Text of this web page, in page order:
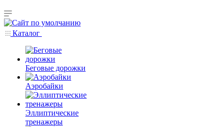
Каталог
Беговые дорожки
Аэробайки
Эллиптические
тренажеры